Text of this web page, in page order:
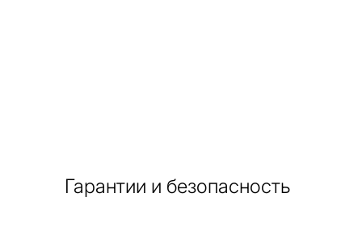
Гарантии и безопасность